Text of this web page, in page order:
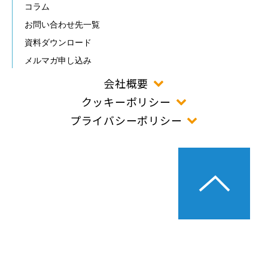
コラム
お問い合わせ先一覧
資料ダウンロード
メルマガ申し込み
会社概要
クッキーポリシー
プライバシーポリシー